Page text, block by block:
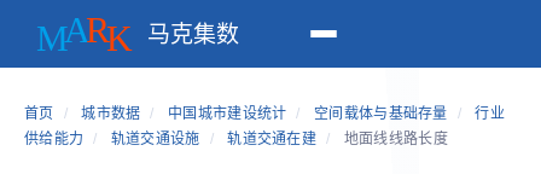
马克集数
首页 / 城市数据 / 中国城市建设统计 / 空间载体与基础存量 /
行业
供给能力
/ 轨道交通设施 / 轨道交通在建 / 地面线线路长度